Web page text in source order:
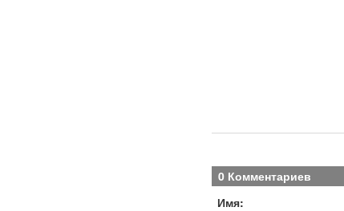
0 Комментариев
Имя: